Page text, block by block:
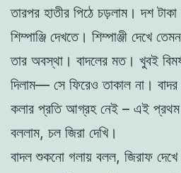
তারপর হাতীর পিঠে চড়লাম।দশটাকা
শিম্পাঞ্জি দেখতে। শিম্পাঞ্জী দেখে তেমন
তার অবস্থা । বাদলের মত। খুবই
দিলাম— সে ফিরেওতাকাল না । বাদর
কলার প্রতি আগ্রহ নেই – এই প্রথম
বললাম, চল জিরা দেখি।
বাদলশুকনাে গলায় বলল, জিরাফ দেখে